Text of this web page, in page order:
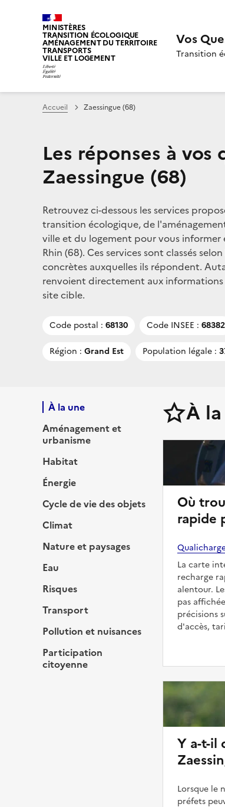
MINISTÈRES
TRANSITION ÉCOLOGIQUE
AMÉNAGEMENT DU TERRITOIRE
TRANSPORTS
VILLE ET LOGEMENT
Vos
Transition
Accueil Zaessingue (68)
Les réponses à vos
Zaessingue (68)
Retrouvez ci-dessous les services
transition écologique, de
ville et du logement pour vous informer
Rhin (68). Ces services sont classés
concrètes auxquelles ils répondent.
renvoient directement aux
site cible.
Code postal : 68130 Code INSEE : 68382
Région : Grand Est Population légale :
À la une
Aménagement et
urbanisme
Habitat
Énergie
Cycle de vie des objets
Climat
Nature et paysages
Eau
Risques
Transport
Pollution et nuisances
Participation
citoyenne
À
Où
rapide
La carte
recharge
alentour.
pas
précisions
d'accès,
Y a-t-il
Lorsque le
préfets